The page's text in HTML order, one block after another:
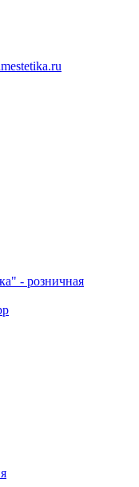
- розничная